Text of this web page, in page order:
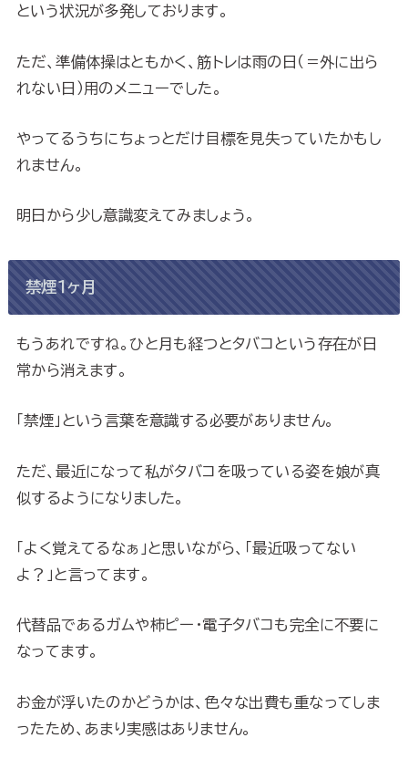
という状況が多発しております。
ただ、準備体操はともかく、筋トレは雨の日（＝外に出ら
れない日）用のメニューでした。
やってるうちにちょっとだけ目標を見失っていたかもし
れません。
明日から少し意識変えてみましょう。
禁煙１ヶ月
もうあれですね。ひと月も経つとタバコという存在が日
常から消えます。
「禁煙」という言葉を意識する必要がありません。
ただ、最近になって私がタバコを吸っている姿を娘が真
似するようになりました。
「よく覚えてるなぁ」と思いながら、「最近吸ってない
よ？」と言ってます。
代替品であるガムや柿ピー・電子タバコも完全に不要に
なってます。
お金が浮いたのかどうかは、色々な出費も重なってしま
ったため、あまり実感はありません。